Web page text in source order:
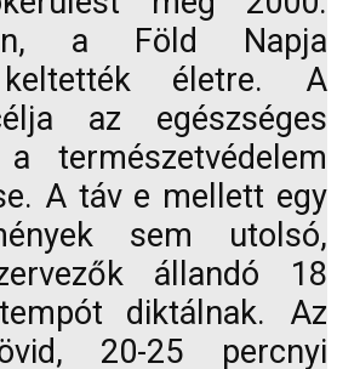
a Föld Napja
életre. A
az egészséges
természetvédelem
A táv e mellett egy
sem utolsó,
állandó 18
diktálnak. Az
20-25 percnyi